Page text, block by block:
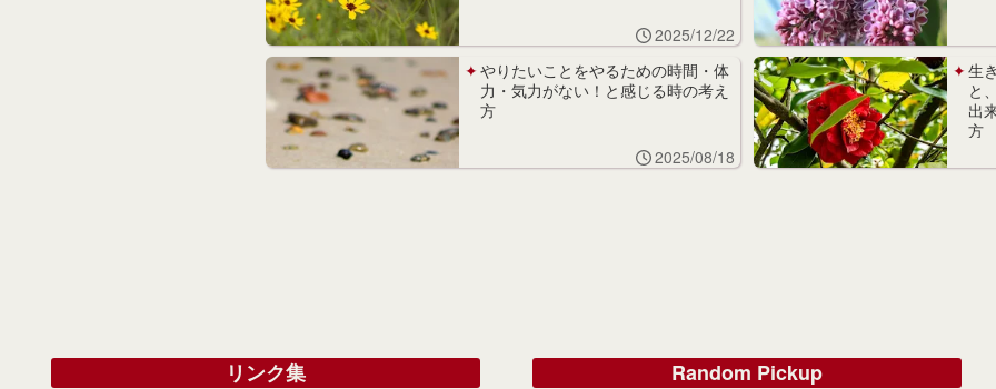
2025/12/22
やりたいことをやるための時間・体
力・気力がない！と感じる時の考え
方
2025/08/18
生
と
出
方
リンク集
Random Pickup